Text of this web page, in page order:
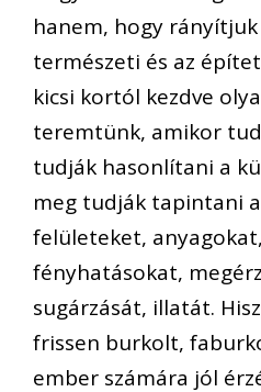
hanem, hogy
természeti és az
kicsi kortól kezdve
teremtünk, amikor
tudják hasonlítani a
meg tudják tapintani
felületeket,
fényhatásokat,
sugárzását, illatát.
frissen burkolt,
ember számára jól